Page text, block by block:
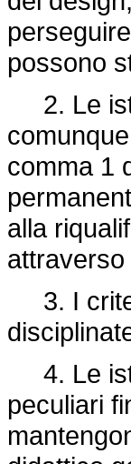
possono
2. Le
comma 1
alla
3. I
4. Le
peculiari